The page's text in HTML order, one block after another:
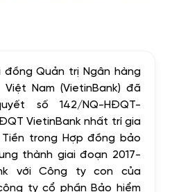
đồng Quản trị Ngân hàng
Nam (VietinBank) đã
số 142/NQ-HĐQT-
VietinBank nhất trí gia
trong Hợp đồng bảo
thành giai đoạn 2017-
với Công ty con của
ty cổ phần Bảo hiểm